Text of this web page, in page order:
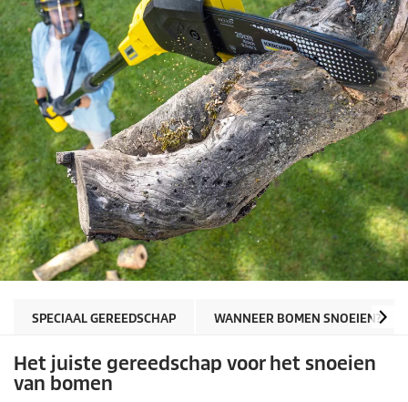
SPECIAAL GEREEDSCHAP WANNEER BOMEN SNOEIEN?
Het juiste gereedschap voor het snoeien
van bomen